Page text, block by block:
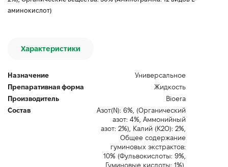
аминокислот)
Характеристики
Назначение
Универсальное
Препаративная форма
Жидкость
Производитель
Bioerа
Состав
Азот(N): 6%, (Органический
азот: 4%, Аммонийный
азот: 2%), Калий (K2O): 2%,
Общее содержание
гуминовых экстрактов:
10% (Фульвокислоты: 9%,
Гуминовые кислоты: 1%),